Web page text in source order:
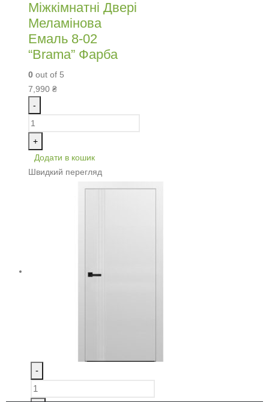
Міжкімнатні Двері
Меламінова
Емаль 8-02
“Brama” Фарба
0 out of 5
7,990 ₴
-
+
Додати в кошик
Швидкий перегляд
-